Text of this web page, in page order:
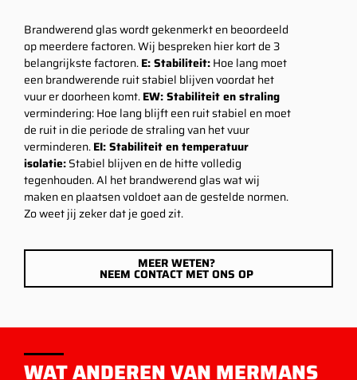
Brandwerend glas wordt gekenmerkt en beoordeeld
op meerdere factoren. Wij bespreken hier kort de 3
belangrijkste factoren.E: Stabiliteit:Hoe lang moet
een brandwerende ruit stabiel blijven voordat het
vuur er doorheen komt.EW: Stabiliteit en straling
vermindering: Hoe lang blijft een ruit stabiel en moet
de ruit in die periode de straling van het vuur
verminderen.EI: Stabiliteit en temperatuur
isolatie:Stabiel blijven en de hitte volledig
tegenhouden. Al het brandwerend glas wat wij
maken en plaatsen voldoet aan de gestelde normen.
Zo weet jij zeker dat je goed zit.
MEER WETEN?
NEEM CONTACT MET ONS OP
WAT ANDEREN VAN MERMANS